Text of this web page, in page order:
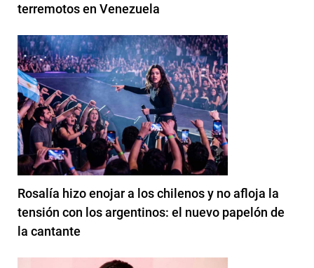
terremotos en Venezuela
Rosalía hizo enojar a los chilenos y no afloja la
tensión con los argentinos: el nuevo papelón de
la cantante